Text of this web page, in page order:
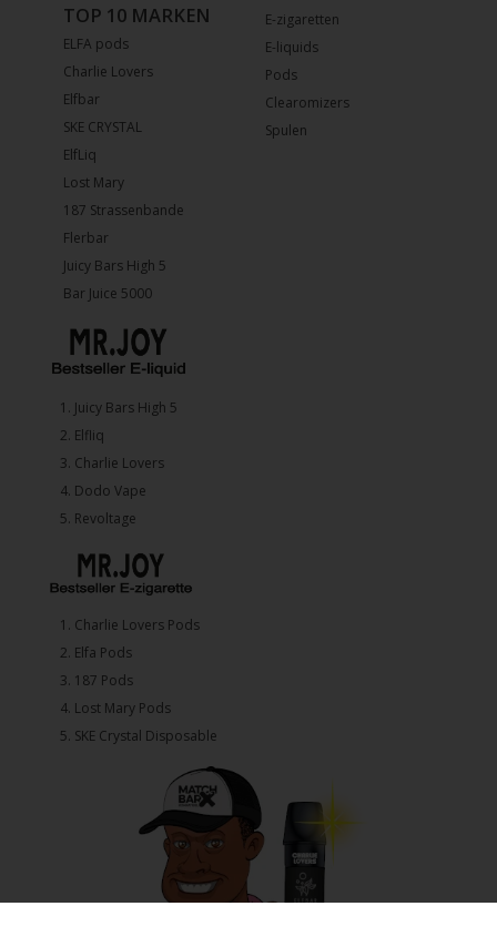
E-zigaretten
E-liquids
Pods
Clearomizers
Spulen
TOP 10 MARKEN
ELFA pods
Charlie Lovers
Elfbar
SKE CRYSTAL
ElfLiq
Lost Mary
187 Strassenbande
Flerbar
Juicy Bars High 5
Bar Juice 5000
1.⁠ ⁠Juicy Bars High 5
2.⁠ ⁠⁠Elfliq
3.⁠ ⁠⁠Charlie Lovers
4.⁠ ⁠⁠Dodo Vape
5. ⁠Revoltage
1.⁠ ⁠Charlie Lovers Pods
2.⁠ ⁠⁠Elfa Pods
3.⁠ ⁠⁠187 Pods
4.⁠ ⁠⁠Lost Mary Pods
5.⁠ ⁠⁠SKE Crystal Disposable